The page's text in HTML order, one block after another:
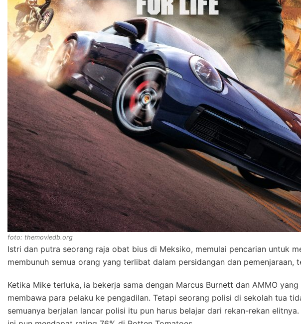
foto: themoviedb.org
Istri dan putra seorang raja obat bius di Meksiko, memulai pencarian untuk
membunuh semua orang yang terlibat dalam persidangan dan pemenjaraan,
Ketika Mike terluka, ia bekerja sama dengan Marcus Burnett dan AMMO
membawa para pelaku ke pengadilan. Tetapi seorang polisi di sekolah tua
semuanya berjalan lancar polisi itu pun harus belajar dari rekan-rekan